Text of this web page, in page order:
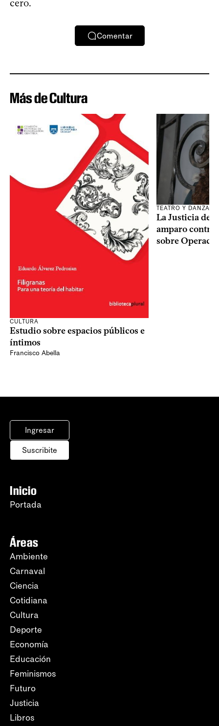
cero.
Comentar
Más de Cultura
CULTURA
Estudio sobre espacios públicos e
íntimos
Francisco Abella
TEATRO Y DANZA
La Justicia
amparo contra
sobre
Ingresar
Suscribite
Inicio
Portada
Áreas
Ambiente
Carnaval
Ciencia
Cotidiana
Cultura
Deporte
Economía
Educación
Feminismos
Futuro
Justicia
Libros